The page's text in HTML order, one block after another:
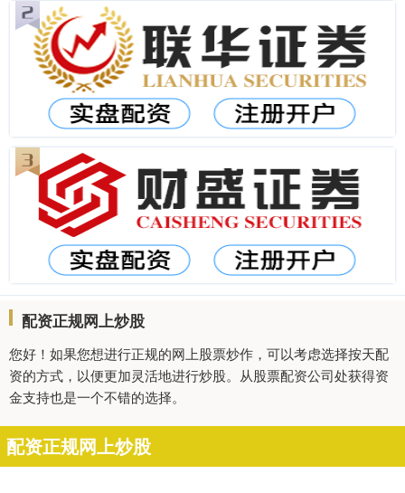
配资正规网上炒股
您好！如果您想进行正规的网上股票炒作，可以考虑选择按天配
资的方式，以便更加灵活地进行炒股。从股票配资公司处获得资
金支持也是一个不错的选择。
配资正规网上炒股